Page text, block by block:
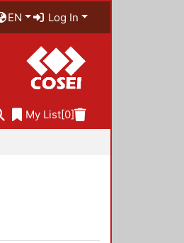
EN Log In
My List[0]